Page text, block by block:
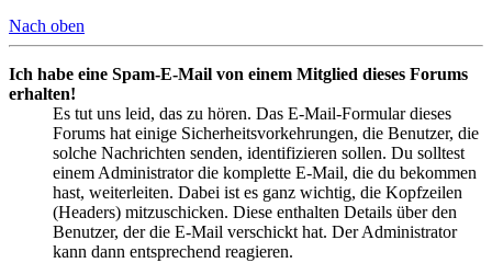
Nach oben
Ich habe eine Spam-E-Mail von einem Mitglied dieses Forums
erhalten!
Es tut uns leid, das zu hören. Das E-Mail-Formular dieses
Forums hat einige Sicherheitsvorkehrungen, die Benutzer, die
solche Nachrichten senden, identifizieren sollen. Du solltest
einem Administrator die komplette E-Mail, die du bekommen
hast, weiterleiten. Dabei ist es ganz wichtig, die Kopfzeilen
(Headers) mitzuschicken. Diese enthalten Details über den
Benutzer, der die E-Mail verschickt hat. Der Administrator
kann dann entsprechend reagieren.